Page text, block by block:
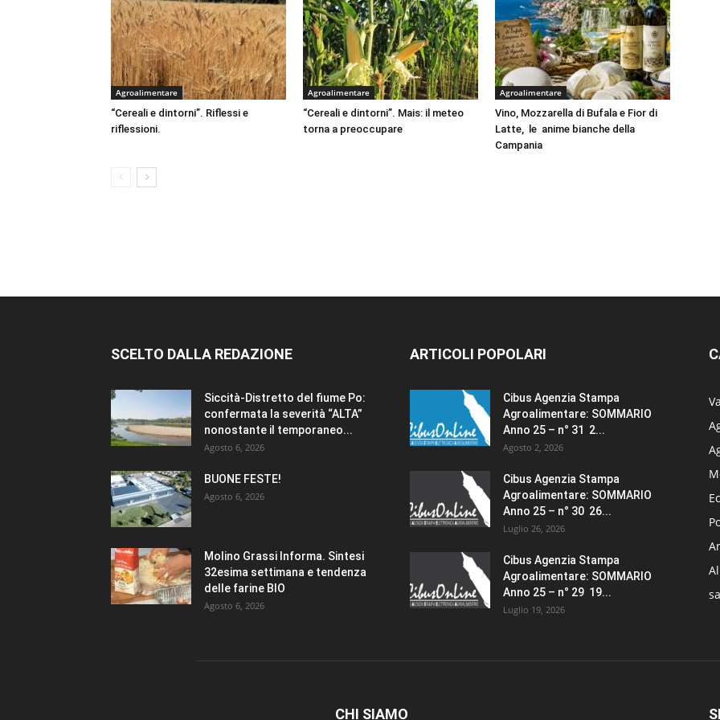
Agroalimentare
“Cereali e dintorni”. Riflessi e
riflessioni.
Agroalimentare
“Cereali e dintorni”. Mais: il meteo
torna a preoccupare
Agroalimentare
Vino, Mozzarella di Bufala e Fior di
Latte, le anime bianche della
Campania
SCELTO DALLA REDAZIONE
Siccità-Distretto del fiume Po:
confermata la severità “ALTA”
nonostante il temporaneo...
Agosto 6, 2026
BUONE FESTE!
Agosto 6, 2026
Molino Grassi Informa. Sintesi
32esima settimana e tendenza
delle farine BIO
Agosto 6, 2026
ARTICOLI POPOLARI
Cibus Agenzia Stampa
Agroalimentare: SOMMARIO
Anno 25 – n° 31 2...
Agosto 2, 2026
Cibus Agenzia Stampa
Agroalimentare: SOMMARIO
Anno 25 – n° 30 26...
Luglio 26, 2026
Cibus Agenzia Stampa
Agroalimentare: SOMMARIO
Anno 25 – n° 29 19...
Luglio 19, 2026
CHI SIAMO